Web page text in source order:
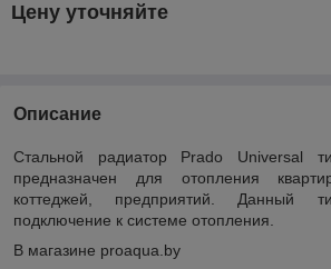
Цену уточняйте
Описание
Стальной радиатор Prado Universal
предназначен для отопления
коттеджей, предприятий. Данный
подключение к системе отопления.
В магазине proaqua.by